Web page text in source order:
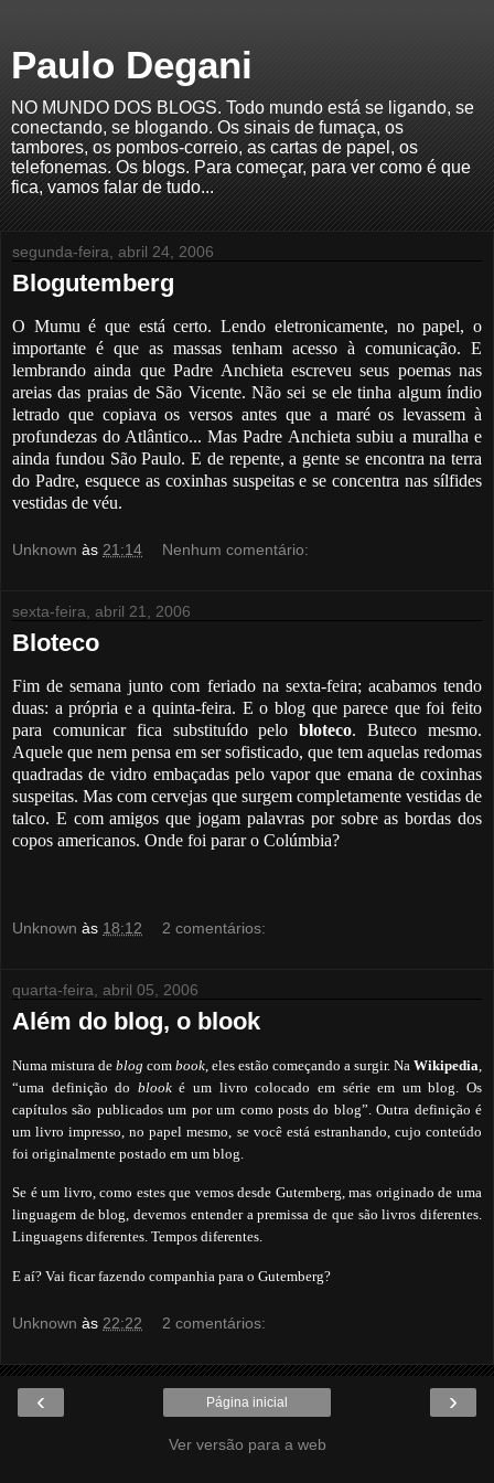
Paulo Degani
NO MUNDO DOS BLOGS. Todo mundo está se ligando, se
conectando, se blogando. Os sinais de fumaça, os
tambores, os pombos-correio, as cartas de papel, os
telefonemas. Os blogs. Para começar, para ver como é que
fica, vamos falar de tudo...
segunda-feira, abril 24, 2006
Blogutemberg
O Mumu é que está certo. Lendo eletronicamente, no papel, o
importante é que as massas tenham acesso à comunicação. E
lembrando ainda que Padre Anchieta escreveu seus poemas nas
areias das praias de São Vicente. Não sei se ele tinha algum índio
letrado que copiava os versos antes que a maré os levassem à
profundezas do Atlântico... Mas Padre Anchieta subiu a muralha e
ainda fundou São Paulo. E de repente, a gente se encontra na terra
do Padre, esquece as coxinhas suspeitas e se concentra nas sílfides
vestidas de véu.
Unknown às 21:14 Nenhum comentário:
sexta-feira, abril 21, 2006
Bloteco
Fim de semana junto com feriado na sexta-feira; acabamos tendo
duas: a própria e a quinta-feira. E o blog que parece que foi feito
para comunicar fica substituído pelobloteco. Buteco mesmo.
Aquele que nem pensa em ser sofisticado, que tem aquelas redomas
quadradas de vidro embaçadas pelo vapor que emana de coxinhas
suspeitas. Mas com cervejas que surgem completamente vestidas de
talco. E com amigos que jogam palavras por sobre as bordas dos
copos americanos. Onde foi parar o Colúmbia?
Unknown às 18:12 2 comentários:
quarta-feira, abril 05, 2006
Além do blog, o blook
Numa mistura de blog com book , eles estão começando a surgir. Na Wikipedia
“uma definição do blooké um livro colocado em série em um blog. Os
capítulos são publicados um por um como posts do blog”. Outra definição é
um livro impresso, no papel mesmo, se você está estranhando, cujo conteúdo
foi originalmente postado em um blog.
Se é um livro, como estes que vemos desde Gutemberg, mas originado de uma
linguagem de blog, devemos entender a premissa de que são livros diferentes.
Linguagens diferentes. Tempos diferentes.
E aí? Vai ficar fazendo companhia para o Gutemberg?
Unknown às 22:22 2 comentários:
‹ ›
Página inicial
Ver versão para a web